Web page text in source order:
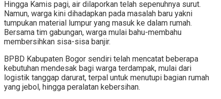
Hingga Kamis pagi, air dilaporkan telah sepenuhnya surut.
Namun, warga kini dihadapkan pada masalah baru yakni
tumpukan material lumpur yang masuk ke dalam rumah.
Bersama tim gabungan, warga mulai bahu-membahu
membersihkan sisa-sisa banjir.
BPBD Kabupaten Bogor sendiri telah mencatat beberapa
kebutuhan mendesak bagi warga terdampak, mulai dari
logistik tanggap darurat, terpal untuk menutupi bagian rumah
yang jebol, hingga peralatan kebersihan.